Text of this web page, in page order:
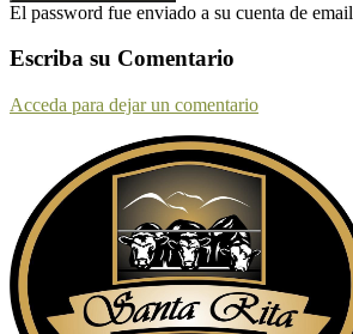
El password fue enviado a su cuenta de email
Escriba su Comentario
Acceda para dejar un comentario